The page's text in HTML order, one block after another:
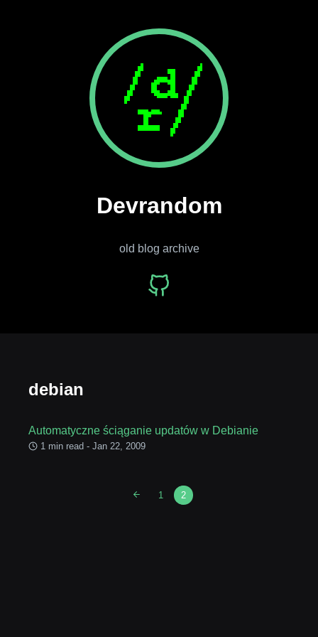
Devrandom
old blog archive
debian
Automatyczne ściąganie updatów w Debianie
1 min read - Jan 22, 2009
1 2